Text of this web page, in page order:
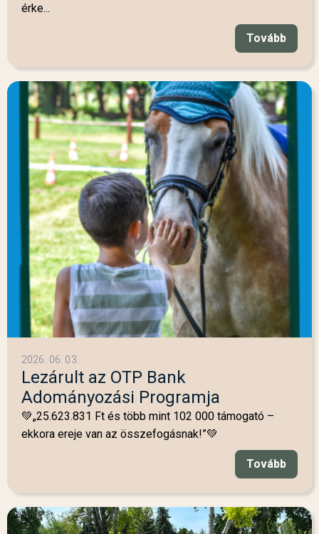
érke...
Tovább
2026. 06. 03.
Lezárult az OTP Bank
Adományozási Programja
💚„25.623.831 Ft és több mint 102 000 támogató –
ekkora ereje van az összefogásnak!”💚
Tovább